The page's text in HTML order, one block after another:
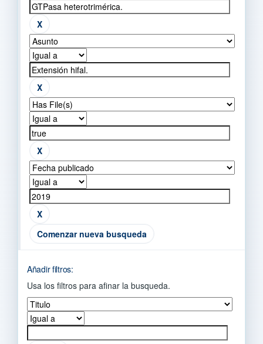
Comenzar nueva busqueda
Añadir filtros:
Usa los filtros para afinar la busqueda.